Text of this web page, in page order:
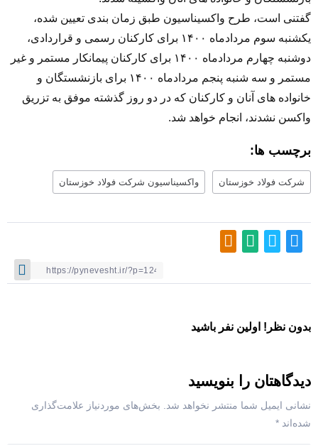
گفتنی است، طرح واکسیناسیون طبق زمان بندی تعیین شده،
یکشنبه سوم مردادماه ۱۴۰۰‌ برای کارکنان رسمی و قراردادی،
دوشنبه چهارم مردادماه ۱۴۰۰ برای کارکنان پیمانکار مستمر و غیر
مستمر و سه شنبه پنجم مردادماه ۱۴۰۰ برای بازنشستگان و
خانواده های آنان و کارکنان که در دو روز گذشته موفق به تزریق
واکسن نشدند، انجام خواهد شد.
برچسب ها:
شرکت فولاد خوزستان واکسیناسیون شرکت فولاد خوزستان
بدون نظر! اولین نفر باشید
دیدگاهتان را بنویسید
نشانی ایمیل شما منتشر نخواهد شد.
بخش‌های موردنیاز علامت‌گذاری
شده‌اند *